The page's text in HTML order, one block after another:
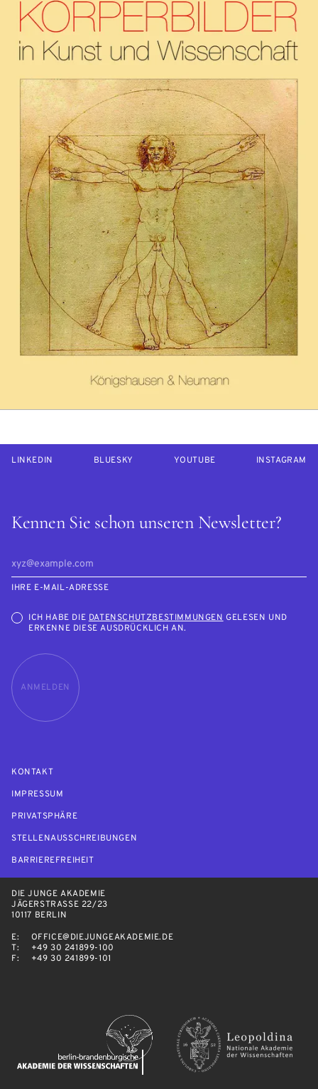
Kennen Sie schon unseren Newsletter?
IHRE E-MAIL-ADRESSE
ICH HABE DIE DATENSCHUTZBESTIMMUNGEN GELESEN UND
ERKENNE DIESE AUSDRÜCKLICH AN.
ANMELDEN
LINKEDIN BLUESKY YOUTUBE INSTAGRAM
KONTAKT
IMPRESSUM
PRIVATSPHÄRE
STELLENAUSSCHREIBUNGEN
BARRIEREFREIHEIT
DIE JUNGE AKADEMIE
JÄGERSTRASSE 22/23
10117 BERLIN
E:
OFFICE@DIEJUNGEAKADEMIE.DE
T:
+49 30 241899-100
F:
+49 30 241899-101